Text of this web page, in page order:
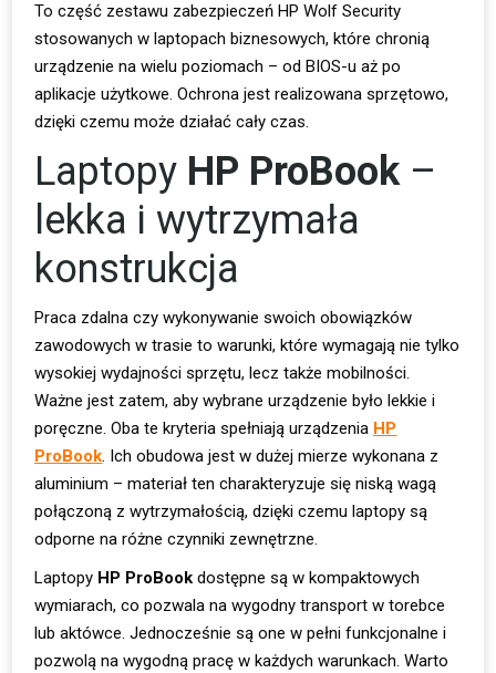
To część zestawu zabezpieczeń HP Wolf Security
stosowanych w laptopach biznesowych, które chronią
urządzenie na wielu poziomach – od BIOS-u aż po
aplikacje użytkowe. Ochrona jest realizowana sprzętowo,
dzięki czemu może działać cały czas.
Laptopy HP ProBook–
lekka i wytrzymała
konstrukcja
Praca zdalna czy wykonywanie swoich obowiązków
zawodowych w trasie to warunki, które wymagają nie tylko
wysokiej wydajności sprzętu, lecz także mobilności.
Ważne jest zatem, aby wybrane urządzenie było lekkie i
poręczne. Oba te kryteria spełniają urządzenia HP
ProBook. Ich obudowa jest w dużej mierze wykonana z
aluminium – materiał ten charakteryzuje się niską wagą
połączoną z wytrzymałością, dzięki czemu laptopy są
odporne na różne czynniki zewnętrzne.
Laptopy HP ProBook dostępne są w kompaktowych
wymiarach, co pozwala na wygodny transport w torebce
lub aktówce. Jednocześnie są one w pełni funkcjonalne i
pozwolą na wygodną pracę w każdych warunkach. Warto